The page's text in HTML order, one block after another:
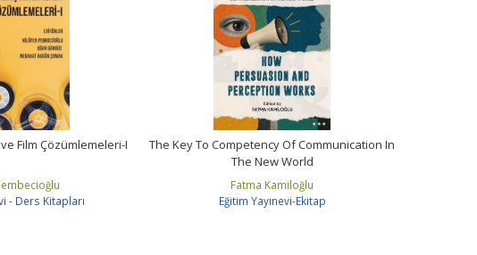
Film Çözümlemeleri-I
- Ders Kitapları
The Key To Competency Of Communication In
The New World
Fatma Kamiloğlu
Eğitim Yayınevi-Ekitap